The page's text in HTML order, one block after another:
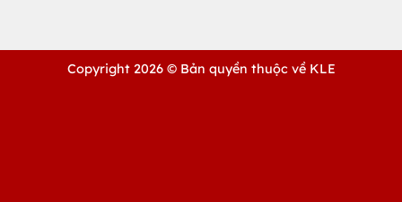
Copyright 2026 © Bản quyền thuộc về KLE